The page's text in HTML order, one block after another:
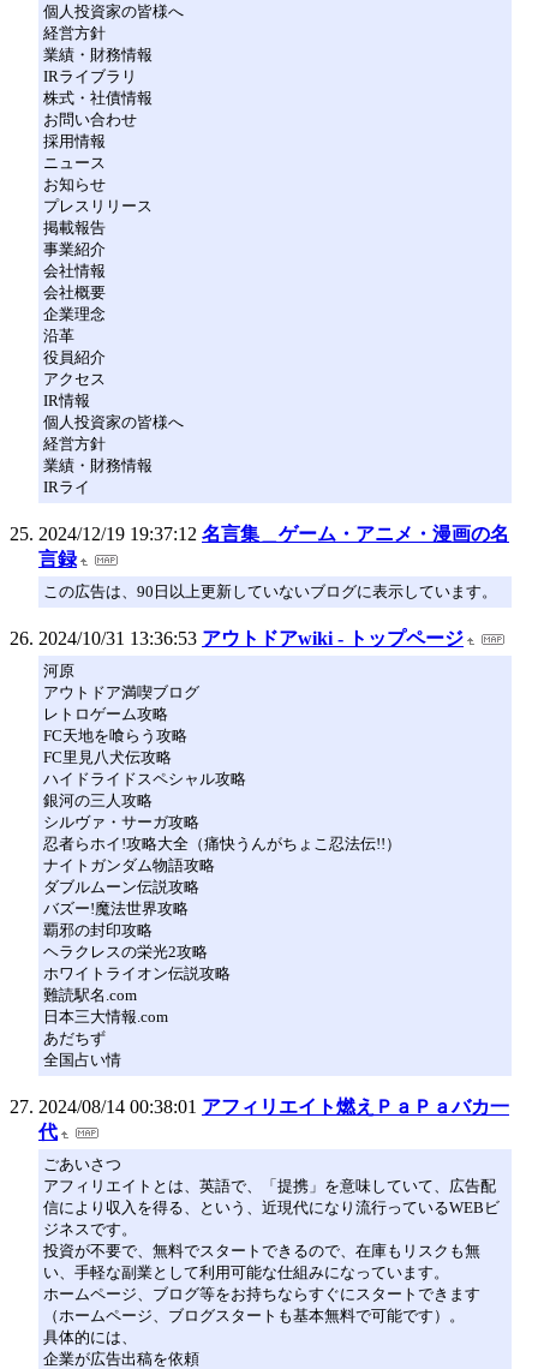
個人投資家の皆様へ
経営方針
業績・財務情報
IRライブラリ
株式・社債情報
お問い合わせ
採用情報
ニュース
お知らせ
プレスリリース
掲載報告
事業紹介
会社情報
会社概要
企業理念
沿革
役員紹介
アクセス
IR情報
個人投資家の皆様へ
経営方針
業績・財務情報
IRライ
2024/12/19 19:37:12 名言集＿ゲーム・アニメ・漫画の名
言録
この広告は、90日以上更新していないブログに表示しています。
2024/10/31 13:36:53 アウトドアwiki - トップページ
河原
アウトドア満喫ブログ
レトロゲーム攻略
FC天地を喰らう攻略
FC里見八犬伝攻略
ハイドライドスペシャル攻略
銀河の三人攻略
シルヴァ・サーガ攻略
忍者らホイ!攻略大全（痛快うんがちょこ忍法伝!!）
ナイトガンダム物語攻略
ダブルムーン伝説攻略
バズー!魔法世界攻略
覇邪の封印攻略
ヘラクレスの栄光2攻略
ホワイトライオン伝説攻略
難読駅名.com
日本三大情報.com
あだちず
全国占い情
2024/08/14 00:38:01 アフィリエイト燃えＰａＰａバカ一
代
ごあいさつ
アフィリエイトとは、英語で、「提携」を意味していて、広告配
信により収入を得る、という、近現代になり流行っているWEBビ
ジネスです。
投資が不要で、無料でスタートできるので、在庫もリスクも無
い、手軽な副業として利用可能な仕組みになっています。
ホームページ、ブログ等をお持ちならすぐにスタートできます
（ホームページ、ブログスタートも基本無料で可能です）。
具体的には、
企業が広告出稿を依頼